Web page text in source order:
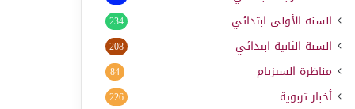
السنة الأولى ابتدائي 234
السنة الثانية ابتدائي 208
مناظرة السيزيام 84
أخبار تربوية 226